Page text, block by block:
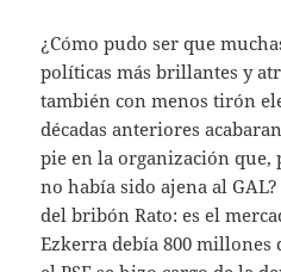
¿Cómo pudo ser que
políticas más brillantes y
también con menos tirón
décadas anteriores
pie en la organización que,
no había sido ajena al
del bribón Rato: es el
Ezkerra debía 800 millones